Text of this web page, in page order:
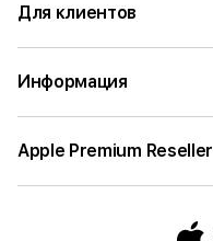
Для клиентов
Информация
Apple Premium Reseller